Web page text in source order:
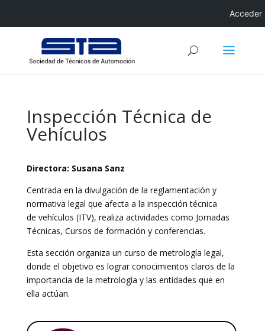
Inspección Técnica de
Vehículos
Directora: Susana Sanz
Centrada en la divulgación de la reglamentación y
normativa legal que afecta a la inspección técnica
de vehículos (ITV), realiza actividades como Jornadas
Técnicas, Cursos de formación y conferencias.
Esta sección organiza un curso de metrología legal,
donde el objetivo es lograr conocimientos claros de la
importancia de la metrología y las entidades que en
ella actúan.
Acceder